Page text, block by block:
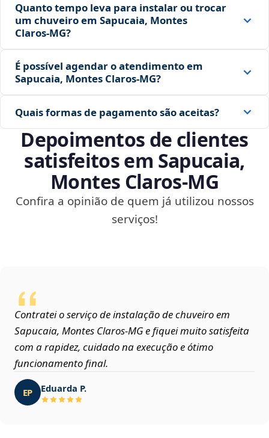
Quanto tempo leva para instalar ou trocar
um chuveiro em Sapucaia, Montes
Claros‑MG?
É possível agendar o atendimento em
Sapucaia, Montes Claros‑MG?
Quais formas de pagamento são aceitas?
Depoimentos de clientes
satisfeitos em Sapucaia,
Montes Claros‑MG
Confira a opinião de quem já utilizou nossos
serviços!
Contratei o serviço de instalação de chuveiro em
Sapucaia, Montes Claros‑MG e fiquei muito satisfeita
com a rapidez, cuidado na execução e ótimo
funcionamento final.
EP Eduarda P.